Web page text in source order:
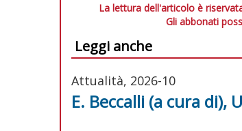
La lettura dell'articolo è
Gli abbonati
Leggi anche
Attualità, 2026-10
E. Beccalli (a cura